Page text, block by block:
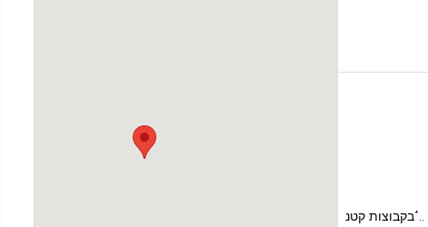
* שילוב של טבע ואהבה.* לגילאי שנה עד 4 ..*בקבוצות קטנ